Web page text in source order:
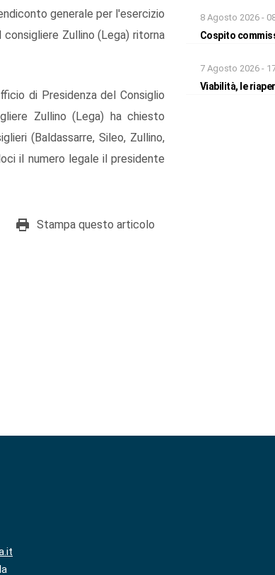
generale per l'esercizio
Zullino (Lega) ritorna
di Presidenza del Consiglio
Zullino (Lega) ha chiesto
(Baldassarre, Sileo, Zullino,
il numero legale il presidente
Stampa questo articolo
8 Agosto 2026 -
Cospito
7 Agosto 2026 -
Viabilità, le